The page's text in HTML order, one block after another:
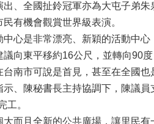
出、全國扯鈴冠軍亦為大屯子弟
有機會觀賞世界級表演。
中心是非常漂亮、新穎的活動中
向東平移約16公尺，並轉向90
南市可說是首見，甚至在全國
示、陳秘書長主持協調下，陳議
工。
而且全新的公共廣場，讓里民